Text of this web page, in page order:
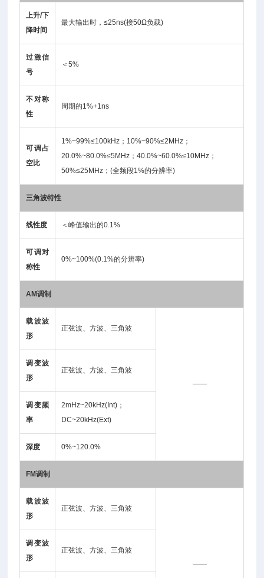
上升/下
降时间
最大输出时，≤25ns(接50Ω负载)
过激信
号
＜5%
不对称
性
周期的1%+1ns
可调占
空比
1%~99%≤100kHz；10%~90%≤2MHz；
20.0%~80.0%≤5MHz；40.0%~60.0%≤10MHz；
50%≤25MHz；(全频段1%的分辨率)
三角波特性
线性度 ＜峰值输出的0.1%
可调对
称性
0%~100%(0.1%的分辨率)
AM调制
载波波
形
正弦波、方波、三角波
——
调变波
形
正弦波、方波、三角波
调变频
率
2mHz~20kHz(Int)；
DC~20kHz(Ext)
深度 0%~120.0%
FM调制
载波波
形
正弦波、方波、三角波
——
调变波
形
正弦波、方波、三角波